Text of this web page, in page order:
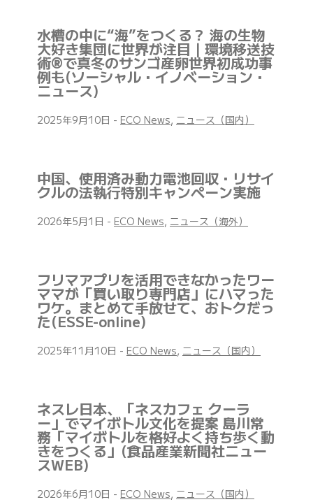
水槽の中に“海”をつくる？ 海の生物
大好き集団に世界が注目｜環境移送技
術®で真冬のサンゴ産卵世界初成功事
例も(ソーシャル・イノベーション・
ニュース)
2025年9月10日 - ECO News, ニュース（国内）
中国、使用済み動力電池回収・リサイ
クルの法執行特別キャンペーン実施
2026年5月1日 - ECO News, ニュース（海外）
フリマアプリを活用できなかったワー
ママが「買い取り専門店」にハマった
ワケ。まとめて手放せて、おトクだっ
た(ESSE-online)
2025年11月10日 - ECO News, ニュース（国内）
ネスレ日本、「ネスカフェ クーラ
ー」でマイボトル文化を提案 島川常
務「マイボトルを格好よく持ち歩く動
きをつくる」(食品産業新聞社ニュー
スWEB)
2026年6月10日 - ECO News, ニュース（国内）